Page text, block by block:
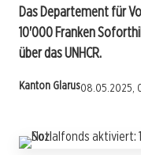
Das Departement für
10'000 Franken
über das UNHCR.
Kanton Glarus08.05.2025,